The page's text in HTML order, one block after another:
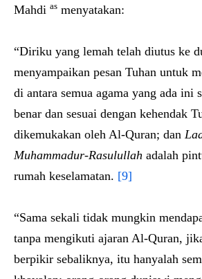
Mahdi as menyatakan:
“Diriku yang lemah telah diutus ke
menyampaikan pesan Tuhan untuk
di antara semua agama yang ada ini
benar dan sesuai dengan kehendak
dikemukakan oleh Al-Quran; dan
Muhammadur-Rasulullah adalah
rumah keselamatan. [9]
“Sama sekali tidak mungkin
tanpa mengikuti ajaran Al-Quran,
berpikir sebaliknya, itu hanyalah